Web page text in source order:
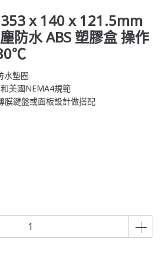
x 140 x 121.5mm
防水 ABS 塑膠盒 操作
水墊圈
美國NEMA4規範
膜鍵盤或面板設計做搭配